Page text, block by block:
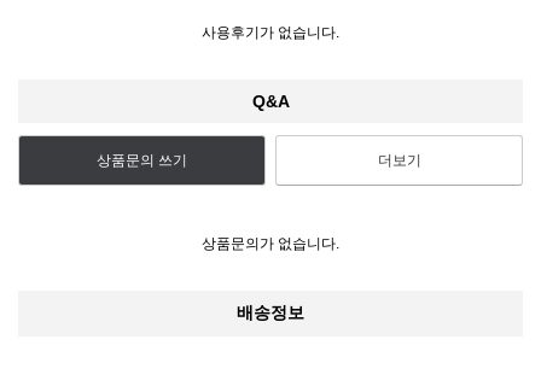
사용후기가 없습니다.
Q&A
상품문의 쓰기 더보기
상품문의가 없습니다.
배송정보